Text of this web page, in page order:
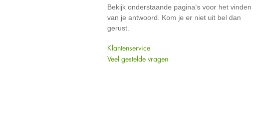
Bekijk onderstaande pagina's voor het vinden
van je antwoord. Kom je er niet uit bel dan
gerust.
Klantenservice
Veel gestelde vragen